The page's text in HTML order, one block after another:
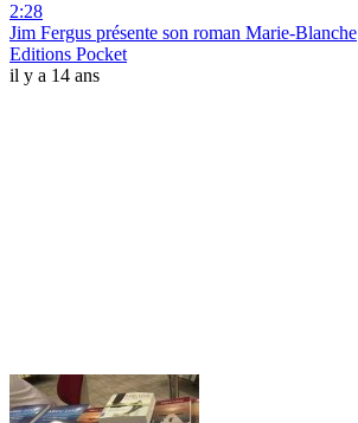
2:28
Jim Fergus présente son roman Marie-Blanche
Editions Pocket
il y a 14 ans